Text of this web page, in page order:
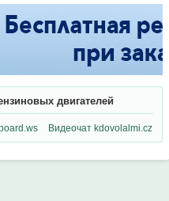
двигателей
Видеочат kdovolalmi.cz